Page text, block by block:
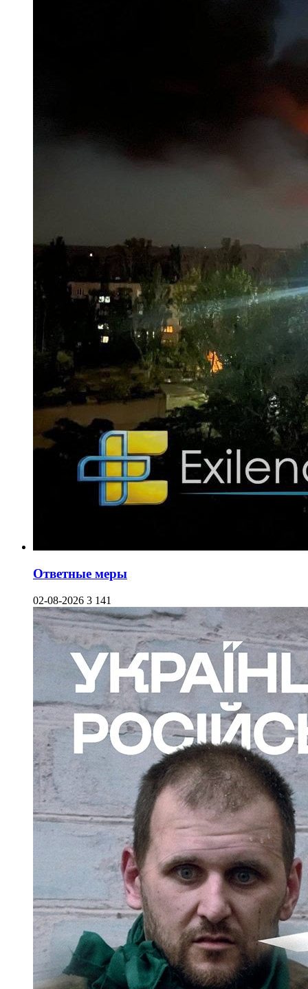
Ответные меры
02-08-2026 3 141